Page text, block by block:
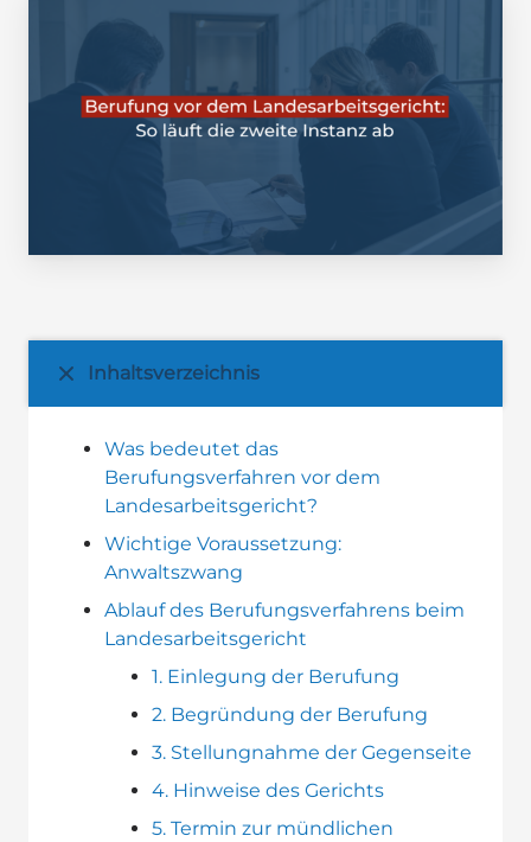
Inhaltsverzeichnis
Was bedeutet das
Berufungsverfahren vor dem
Landesarbeitsgericht?
Wichtige Voraussetzung:
Anwaltszwang
Ablauf des Berufungsverfahrens beim
Landesarbeitsgericht
1. Einlegung der Berufung
2. Begründung der Berufung
3. Stellungnahme der Gegenseite
4. Hinweise des Gerichts
5. Termin zur mündlichen